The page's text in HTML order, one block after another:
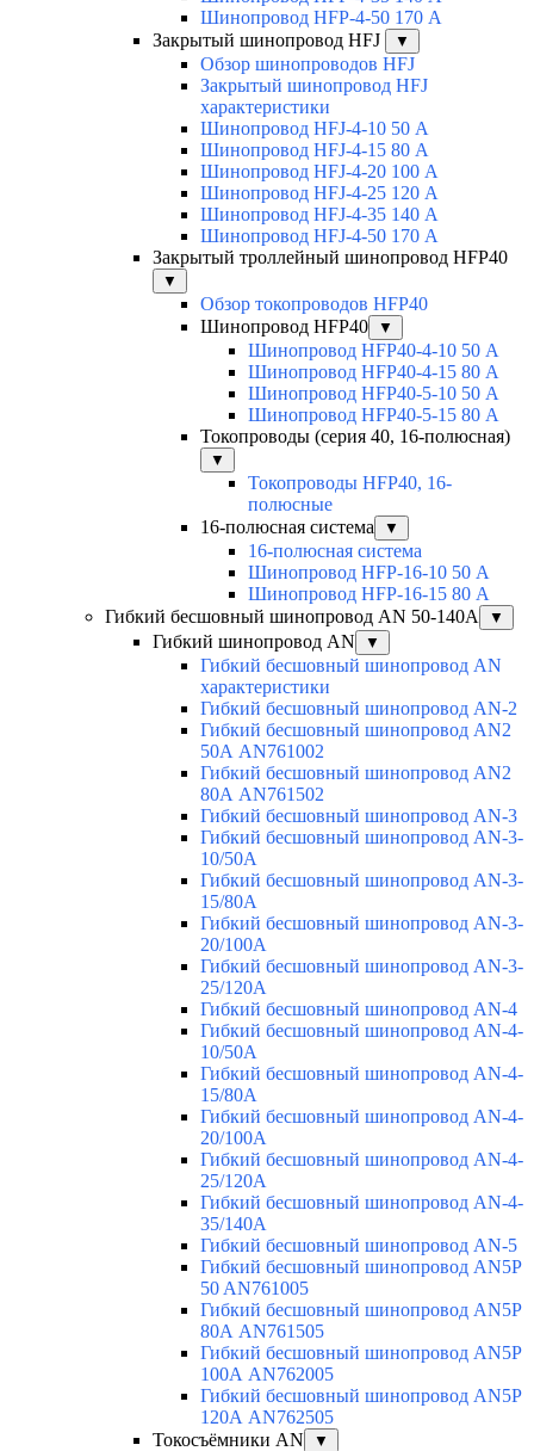
Шинопровод HFP-4-50 170 А
Закрытый шинопровод HFJ
▼
Обзор шинопроводов HFJ
Закрытый шинопровод HFJ
характеристики
Шинопровод HFJ-4-10 50 А
Шинопровод HFJ-4-15 80 А
Шинопровод HFJ-4-20 100 А
Шинопровод HFJ-4-25 120 А
Шинопровод HFJ-4-35 140 А
Шинопровод HFJ-4-50 170 А
Закрытый троллейный шинопровод HFP40
▼
Обзор токопроводов HFP40
Шинопровод HFP40
▼
Шинопровод HFP40-4-10 50 А
Шинопровод HFP40-4-15 80 А
Шинопровод HFP40-5-10 50 А
Шинопровод HFP40-5-15 80 А
Токопроводы (серия 40, 16-полюсная)
▼
Токопроводы HFP40, 16-
полюсные
16-полюсная система
▼
16-полюсная система
Шинопровод HFP-16-10 50 А
Шинопровод HFP-16-15 80 А
Гибкий бесшовный шинопровод AN 50-140А
▼
Гибкий шинопровод AN ▼
Гибкий бесшовный шинопровод AN
характеристики
Гибкий бесшовный шинопровод AN-2
Гибкий бесшовный шинопровод AN2
50А AN761002
Гибкий бесшовный шинопровод AN2
80А AN761502
Гибкий бесшовный шинопровод AN-3
Гибкий бесшовный шинопровод AN-3-
10/50A
Гибкий бесшовный шинопровод AN-3-
15/80A
Гибкий бесшовный шинопровод AN-3-
20/100A
Гибкий бесшовный шинопровод AN-3-
25/120A
Гибкий бесшовный шинопровод AN-4
Гибкий бесшовный шинопровод AN-4-
10/50A
Гибкий бесшовный шинопровод AN-4-
15/80A
Гибкий бесшовный шинопровод AN-4-
20/100A
Гибкий бесшовный шинопровод AN-4-
25/120A
Гибкий бесшовный шинопровод AN-4-
35/140A
Гибкий бесшовный шинопровод AN-5
Гибкий бесшовный шинопровод AN5P
50 AN761005
Гибкий бесшовный шинопровод AN5P
80А AN761505
Гибкий бесшовный шинопровод AN5P
100А AN762005
Гибкий бесшовный шинопровод AN5P
120А AN762505
Токосъёмники AN
▼